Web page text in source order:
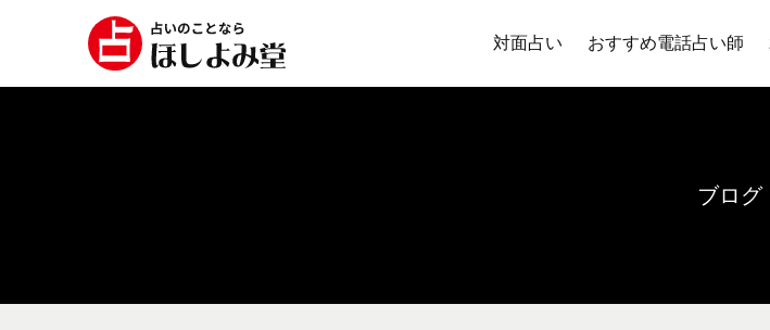
対面占い おすすめ電話占い師
ブログ